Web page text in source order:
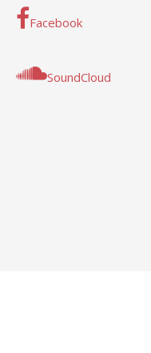
Facebook
SoundCloud